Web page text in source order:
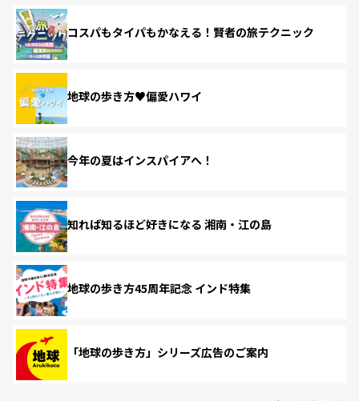
コスパもタイパもかなえる！賢者の旅テクニック
地球の歩き方♥偏愛ハワイ
今年の夏はインスパイアへ！
知れば知るほど好きになる 湘南・江の島
地球の歩き方45周年記念 インド特集
「地球の歩き方」シリーズ広告のご案内